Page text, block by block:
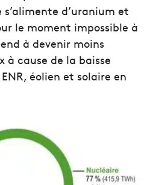
d’uranium et
le moment impossible à
à devenir moins
cause de la baisse
éolien et solaire en